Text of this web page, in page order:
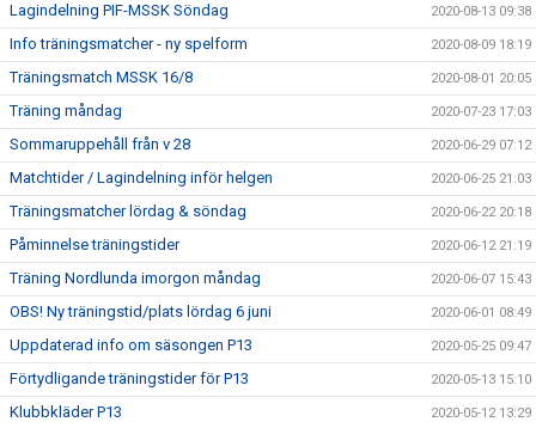
Lagindelning PIF-MSSK Söndag 2020-08-13 09:38
Info träningsmatcher - ny spelform 2020-08-09 18:19
Träningsmatch MSSK 16/8 2020-08-01 20:05
Träning måndag 2020-07-23 17:03
Sommaruppehåll från v 28 2020-06-29 07:12
Matchtider / Lagindelning inför helgen 2020-06-25 21:03
Träningsmatcher lördag & söndag 2020-06-22 20:18
Påminnelse träningstider 2020-06-12 21:19
Träning Nordlunda imorgon måndag 2020-06-07 15:43
OBS! Ny träningstid/plats lördag 6 juni 2020-06-01 08:49
Uppdaterad info om säsongen P13 2020-05-25 09:47
Förtydligande träningstider för P13 2020-05-13 15:10
Klubbkläder P13 2020-05-12 13:29